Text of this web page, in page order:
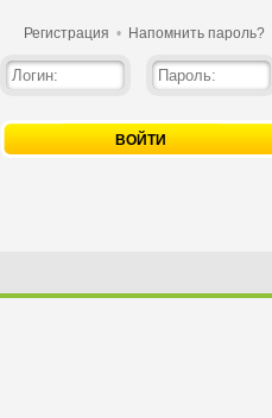
Регистрация • Напомнить пароль?
ВОЙТИ